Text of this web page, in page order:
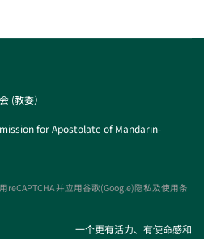
(教委）
for Apostolate of Mandarin-
reCAPTCHA 并应用谷歌(Google)隐私及使用条
一个更有活力、有使命感和